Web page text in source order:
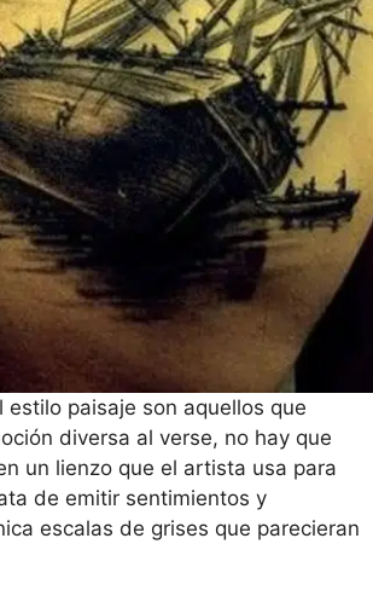
estilo paisaje son aquellos que
diversa al verse, no hay que
un lienzo que el artista usa para
de emitir sentimientos y
escalas de grises que parecieran